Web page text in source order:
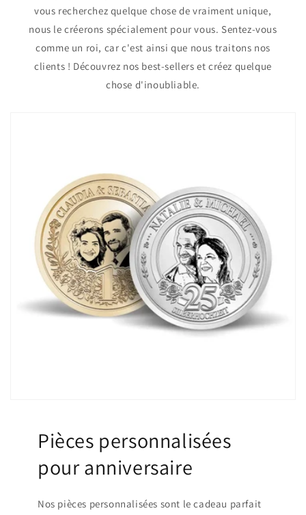
vous recherchez quelque chose de vraiment unique,
nous le créerons spécialement pour vous. Sentez-vous
comme un roi, car c'est ainsi que nous traitons nos
clients ! Découvrez nos best-sellers et créez quelque
chose d'inoubliable.
Pièces personnalisées
pour anniversaire
Nos pièces personnalisées sont le cadeau parfait